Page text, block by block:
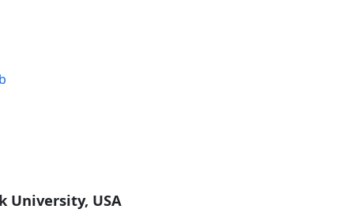
University, USA